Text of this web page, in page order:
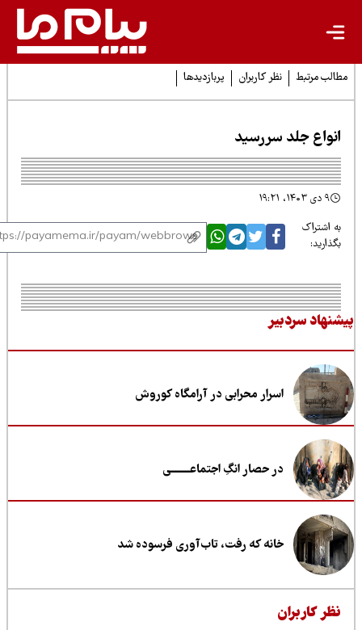
مرتبط نظر کاربران پربازدیدها
جلد سررسید
اشتراک
سردبیر
اسرار محرابی در آرامگاه کوروش
در حصار انگِ اجتماعــــــــی
خانه که رفت، تاب‌آوری فرسوده شد
کاربران